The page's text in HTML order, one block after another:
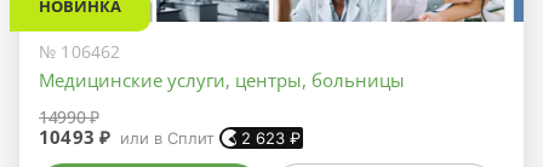
НОВИНКА
№ 106462
Медицинские услуги, центры, больницы
14990 ₽
10493 ₽ или в Сплит 2 623 ₽